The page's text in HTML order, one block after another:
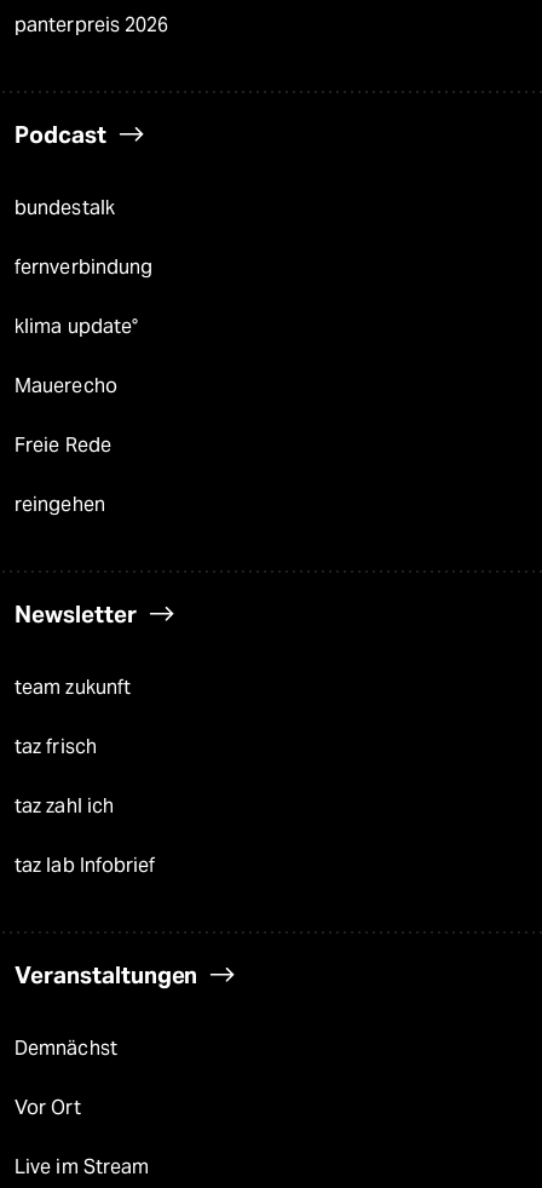
panterpreis 2026
Podcast
bundestalk
fernverbindung
klima update°
Mauerecho
Freie Rede
reingehen
Newsletter
team zukunft
taz frisch
taz zahl ich
taz lab Infobrief
Veranstaltungen
Demnächst
Vor Ort
Live im Stream